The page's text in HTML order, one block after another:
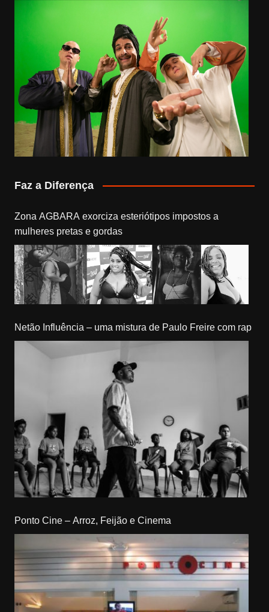
Faz a Diferença
Zona AGBARA exorciza esteriótipos impostos a
mulheres pretas e gordas
Netão Influência – uma mistura de Paulo Freire com rap
Ponto Cine – Arroz, Feijão e Cinema